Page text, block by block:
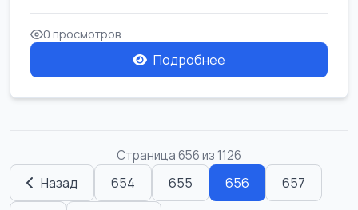
...
0 просмотров
Подробнее
Страница 656 из 1126
Назад 654 655 656 657